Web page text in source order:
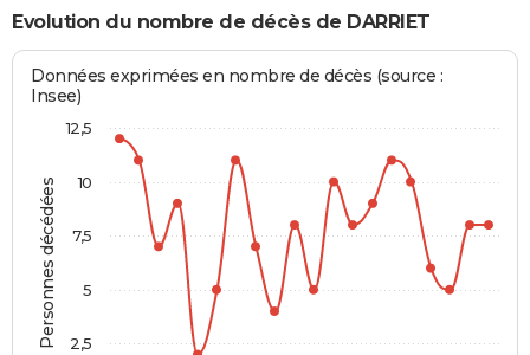
Evolution du nombre de décès de DARRIET
Personnes décédées
Données exprimées en nombre de décès (source :
Insee)
2,5
5
7,5
10
12,5